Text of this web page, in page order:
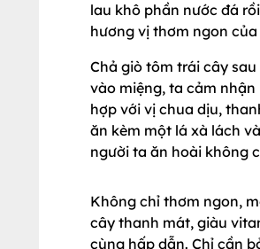
lau khô phần nước đá
hương vị thơm ngon của
Chả giò tôm trái cây
vào miệng, ta cảm
hợp với vị chua dịu,
ăn kèm một lá xà lách
người ta ăn hoài không
Không chỉ thơm ngon,
cây thanh mát, giàu
cùng hấp dẫn. Chỉ cần